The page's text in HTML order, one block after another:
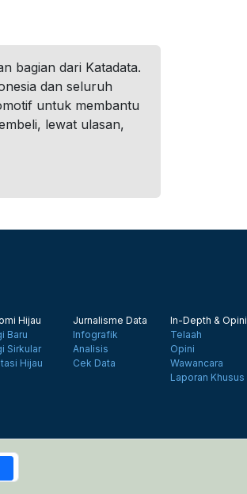
bagian dari Katadata.
dan seluruh
untuk membantu
lewat ulasan,
Hijau
Baru
Sirkular
Hijau
Jurnalisme Data
Infografik
Analisis
Cek Data
In-Depth & Opini
Telaah
Opini
Wawancara
Laporan Khusus